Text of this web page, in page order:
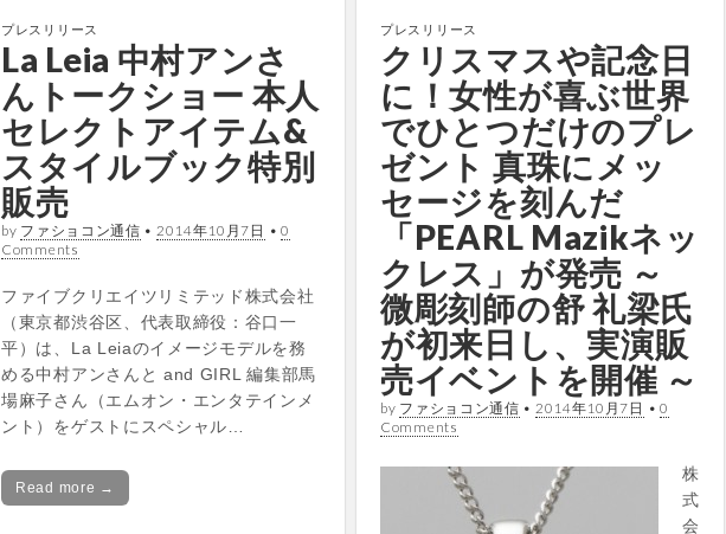
プレスリリース
La Leia 中村アンさ
んトークショー 本人
セレクトアイテム&
スタイルブック特別
販売
by ファショコン通信 • 2014年10月7日 • 0
Comments
ファイブクリエイツリミテッド株式会社
（東京都渋谷区、代表取締役：谷口一
平）は、La Leiaのイメージモデルを務
める中村アンさんと and GIRL 編集部馬
場麻子さん（エムオン・エンタテインメ
ント）をゲストにスペシャル…
Read more →
プレスリリース
クリスマスや記念日
に！女性が喜ぶ世界
でひとつだけのプレ
ゼント 真珠にメッ
セージを刻んだ
「PEARL Mazikネッ
クレス」が発売 ～
微彫刻師の舒 礼梁氏
が初来日し、実演販
売イベントを開催 ～
by ファショコン通信 • 2014年10月7日 • 0
Comments
株
式
会